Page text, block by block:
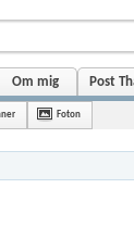
Om mig Post
Foton